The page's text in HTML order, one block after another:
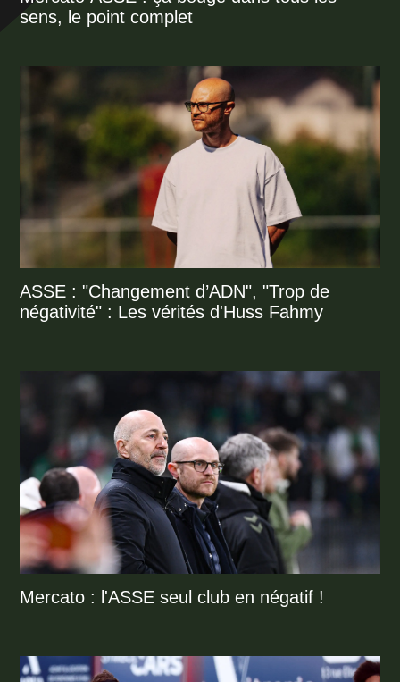
sens, le point complet
ASSE : "Changement d’ADN", "Trop de
négativité" : Les vérités d'Huss Fahmy
Mercato : l'ASSE seul club en négatif !